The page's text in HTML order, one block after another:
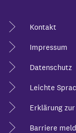
Kontakt
Impressum
Datenschutz
Leichte
Erklärung
Barriere